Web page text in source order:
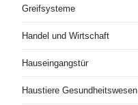
Greifsysteme
Handel und Wirtschaft
Hauseingangstür
Haustiere Gesundheitswesen